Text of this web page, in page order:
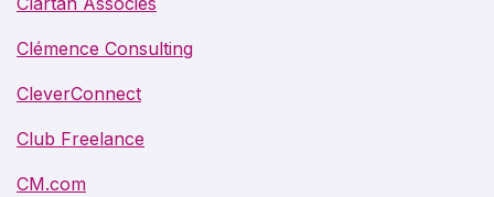
Clémence Consulting
CleverConnect
Club Freelance
CM.com